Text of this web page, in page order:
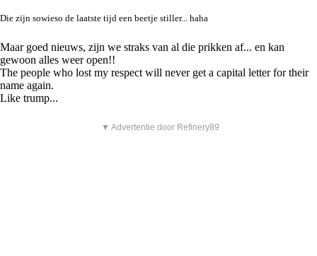
Die zijn sowieso de laatste tijd een beetje stiller... haha
Maar goed nieuws, zijn we straks van al die prikken af... en kan
gewoon alles weer open!!
The people who lost my respect will never get a capital letter for their
name again.
Like trump...
▼ Advertentie door Refinery89